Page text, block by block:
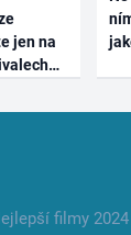
jen na
filmy 2024